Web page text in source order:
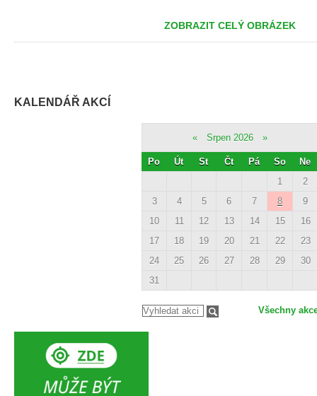
ZOBRAZIT CELÝ OBRÁZEK
KALENDÁŘ AKCÍ
« Srpen 2026 »
Po Út St Čt Pá So
Ne
1
2
3
4 5 6 7 8
9
10
11 12 13 14 15
16
17
18 19 20 21 22
23
24
25 26 27 28 29
30
31
Všechny